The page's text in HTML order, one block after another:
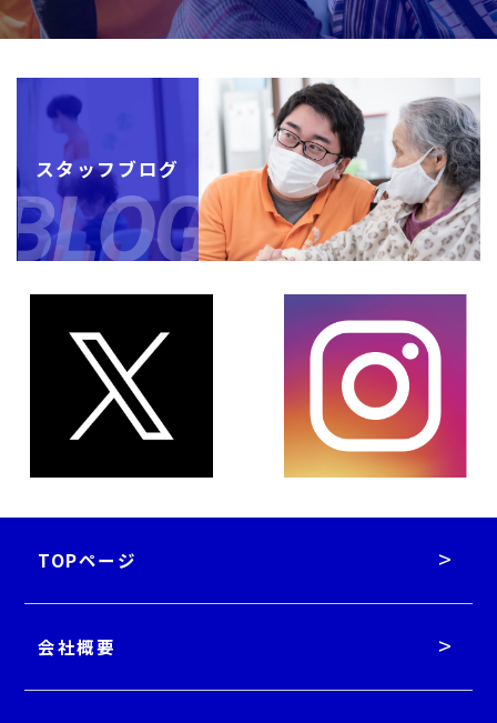
スタッフブログ
TOPページ
会社概要